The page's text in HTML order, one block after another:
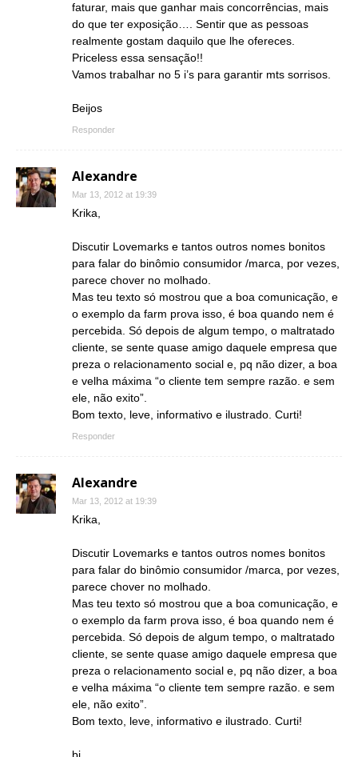
faturar, mais que ganhar mais concorrências, mais
do que ter exposição…. Sentir que as pessoas
realmente gostam daquilo que lhe ofereces.
Priceless essa sensação!!
Vamos trabalhar no 5 i’s para garantir mts sorrisos.
Beijos
Responder
Alexandre
Mar 13, 2012 at 19:39
Krika,
Discutir Lovemarks e tantos outros nomes bonitos
para falar do binômio consumidor /marca, por vezes,
parece chover no molhado.
Mas teu texto só mostrou que a boa comunicação, e
o exemplo da farm prova isso, é boa quando nem é
percebida. Só depois de algum tempo, o maltratado
cliente, se sente quase amigo daquele empresa que
preza o relacionamento social e, pq não dizer, a boa
e velha máxima “o cliente tem sempre razão. e sem
ele, não exito”.
Bom texto, leve, informativo e ilustrado. Curti!
Responder
Alexandre
Mar 13, 2012 at 19:39
Krika,
Discutir Lovemarks e tantos outros nomes bonitos
para falar do binômio consumidor /marca, por vezes,
parece chover no molhado.
Mas teu texto só mostrou que a boa comunicação, e
o exemplo da farm prova isso, é boa quando nem é
percebida. Só depois de algum tempo, o maltratado
cliente, se sente quase amigo daquele empresa que
preza o relacionamento social e, pq não dizer, a boa
e velha máxima “o cliente tem sempre razão. e sem
ele, não exito”.
Bom texto, leve, informativo e ilustrado. Curti!